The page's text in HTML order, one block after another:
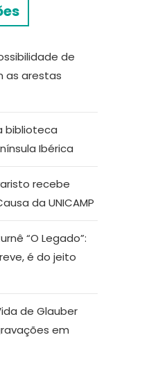
de
as arestas
biblioteca
Ibérica
recebe
da UNICAMP
“O Legado”:
é do jeito
de Glauber
em